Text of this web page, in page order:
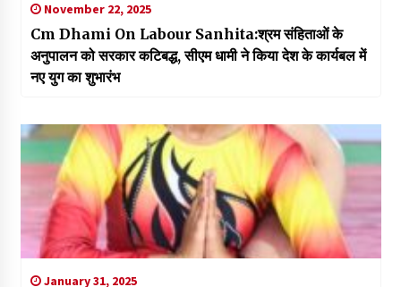
November 22, 2025
Cm Dhami On Labour Sanhita:श्रम संहिताओं के
अनुपालन को सरकार कटिबद्ध, सीएम धामी ने किया देश के कार्यबल में
नए युग का शुभारंभ
January 31, 2025